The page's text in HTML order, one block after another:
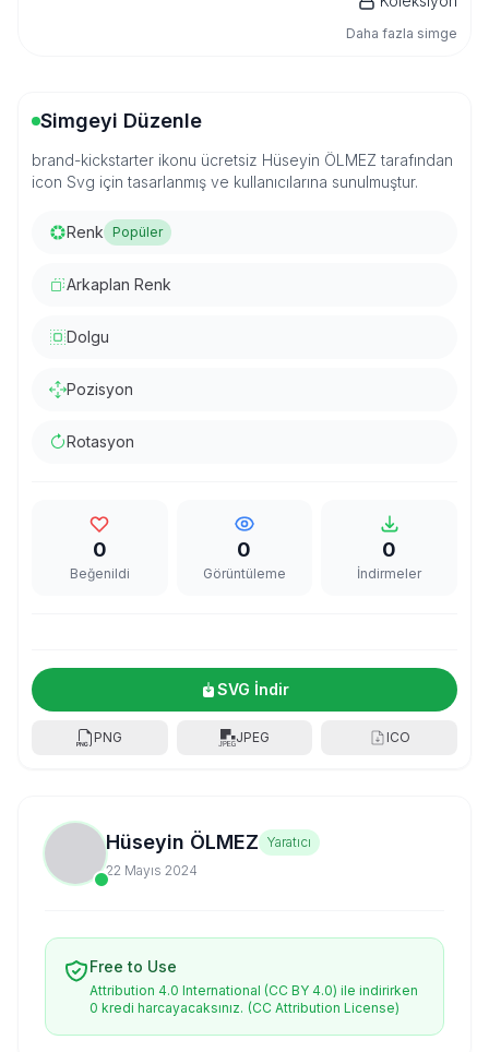
Daha fazla simge
Simgeyi Düzenle
brand-kickstarter ikonu ücretsiz Hüseyin ÖLMEZ tarafından
icon Svg için tasarlanmış ve kullanıcılarına sunulmuştur.
Renk Popüler
Arkaplan Renk
Dolgu
Pozisyon
Rotasyon
0
Beğenildi
0
Görüntüleme
0
İndirmeler
SVG İndir
PNG JPEG ICO
Hüseyin ÖLMEZ Yaratıcı
22 Mayıs 2024
Free to Use
Attribution 4.0 International (CC BY 4.0) ile indirirken
0 kredi harcayacaksınız. (CC Attribution License)